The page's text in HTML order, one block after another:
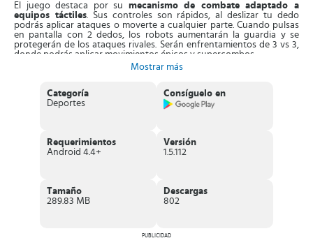
El juego destaca por su mecanismo de combate adaptado a
equipos táctiles. Sus controles son rápidos, al deslizar tu dedo
podrás aplicar ataques o moverte a cualquier parte. Cuando pulsas
en pantalla con 2 dedos, los robots aumentarán la guardia y se
protegerán de los ataques rivales. Serán enfrentamientos de 3 vs 3,
donde podrás aplicar movimientos épicos y supercombos.
mucho daño al enemigo. Asimismo, tienes quediseñar un equipo
de robots, seleccionándolos de una colección de 45 máquinas de
También,podrás coleccionar cartas de poder y potenciadores
gráficos e ilustraciones son de última generación, con los mejores
efectos especiales envolventes.
Mostrar más
Categoría
Deportes
Consíguelo en
Requerimientos
Android 4.4+
Versión
1.5.112
Tamaño
289.83 MB
Descargas
802
PUBLICIDAD